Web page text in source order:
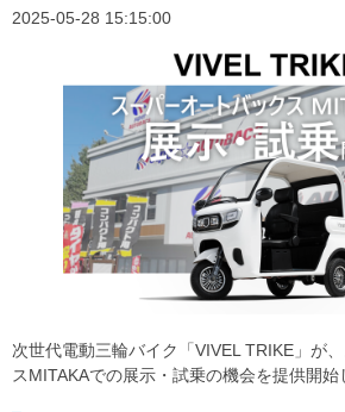
2025-05-28 15:15:00
次世代電動三輪バイク「VIVEL TRIKE」が
スMITAKAでの展示・試乗の機会を提供開始